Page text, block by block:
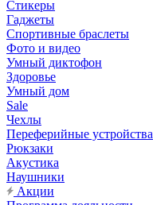
Стикеры
Гаджеты
Спортивные браслеты
Фото и видео
Умный диктофон
Здоровье
Умный дом
Sale
Чехлы
Переферийные устройства
Рюкзаки
Акустика
Наушники
Акции